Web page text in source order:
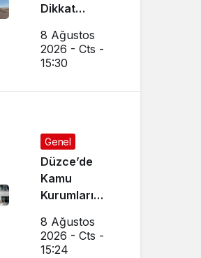
Dikkat
8 Ağustos
2026 - Cts -
15:30
Genel
Düzce’de
Kamu
Kurumları
Birliği
Toplantısı
8 Ağustos
2026 - Cts -
15:24